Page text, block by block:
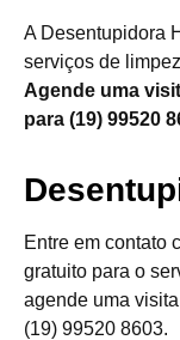
A Desentupidora
serviços de
Agende uma
para (19) 99520
Entre em contato
gratuito para o
agende uma
(19) 99520 8603.